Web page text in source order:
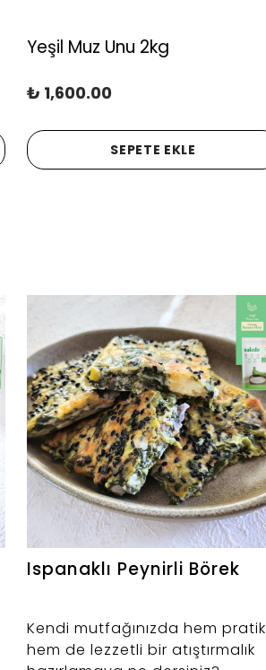
Yeşil Muz Unu 2kg
₺ 1,600.00
SEPETE EKLE
Ispanaklı Peynirli Börek
Kendi mutfağınızda hem pratik
hem de lezzetli bir atıştırmalık